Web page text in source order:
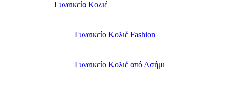
Γυναικεία Κολιέ
Γυναικείο Κολιέ Fashion
Γυναικείο Κολιέ από Ασήμι